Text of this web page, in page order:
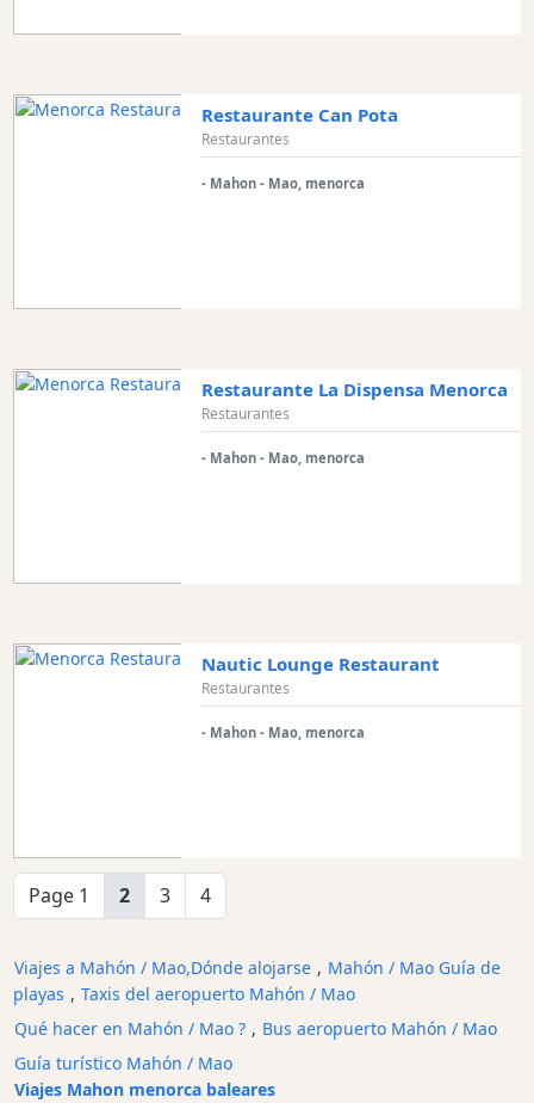
Restaurante Can Pota
Restaurantes
- Mahon - Mao, menorca
Restaurante La Dispensa Menorca
Restaurantes
- Mahon - Mao, menorca
Nautic Lounge Restaurant
Restaurantes
- Mahon - Mao, menorca
Page 1 2 3 4
Viajes a Mahón / Mao,Dónde alojarse , Mahón / Mao Guía de
playas , Taxis del aeropuerto Mahón / Mao
Qué hacer en Mahón / Mao ? , Bus aeropuerto Mahón / Mao
Guía turístico Mahón / Mao
Viajes Mahon menorca baleares